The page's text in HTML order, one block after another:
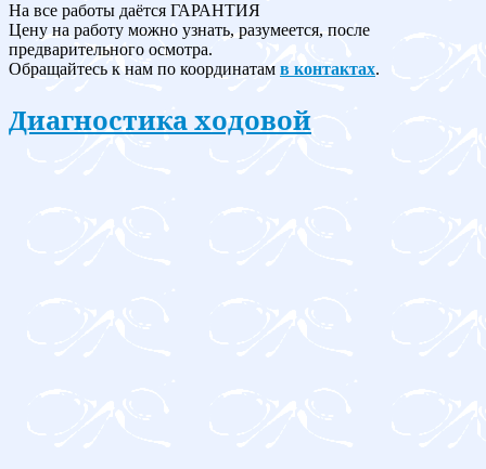
На все работы даётся ГАРАНТИЯ
Цену на работу можно узнать, разумеется, после
предварительного осмотра.
Обращайтесь к нам по координатам в контактах.
Диагностика ходовой